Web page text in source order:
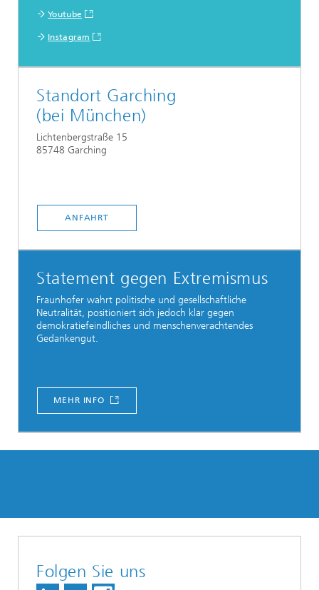
Youtube
Instagram
Standort Garching
(bei München)
Lichtenbergstraße 15
85748 Garching
ANFAHRT
Statement gegen Extremismus
Fraunhofer wahrt politische und gesellschaftliche
Neutralität, positioniert sich jedoch klar gegen
demokratiefeindliches und menschenverachtendes
Gedankengut.
MEHR INFO
Folgen Sie uns